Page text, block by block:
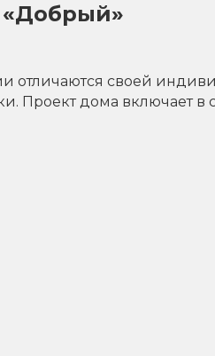
отличаются своей
Проект дома включает